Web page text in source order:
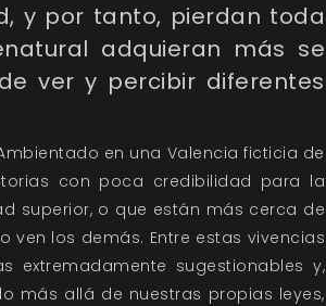
y por tanto, pierdan toda
adquieran más se
ver y percibir diferentes
en una Valencia ficticia de
con poca credibilidad para la
superior, o que están más cerca de
los demás. Entre estas vivencias
extremadamente sugestionables y,
más allá de nuestras propias leyes,